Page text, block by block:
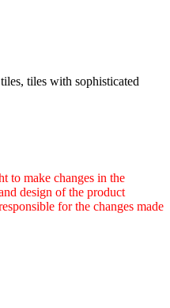
tiles with sophisticated
to make changes in the
design of the product
for the changes made